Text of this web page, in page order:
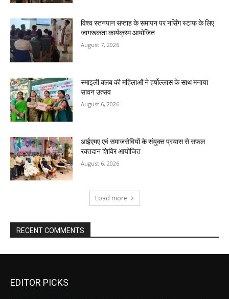
विश्व स्तनपान सप्ताह के समापन पर नर्सिंग स्टाफ के लिए
जागरूकता कार्यक्रम आयोजित
August 7, 2026
स्माइली क्लब की महिलाओं ने हर्षोल्लास के साथ मनाया
सावन उत्सव
August 6, 2026
आईएमए एवं समाजसेवियों के संयुक्त प्रयास से सफल
रक्तदान शिविर आयोजित
August 6, 2026
Load more
RECENT COMMENTS
EDITOR PICKS